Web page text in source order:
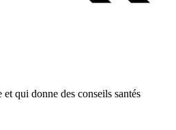
qui donne des conseils santés